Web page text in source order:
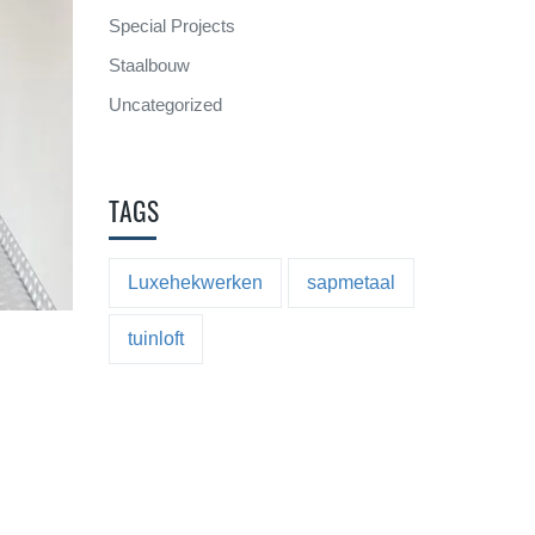
Special Projects
Staalbouw
Uncategorized
TAGS
Luxehekwerken sapmetaal
tuinloft